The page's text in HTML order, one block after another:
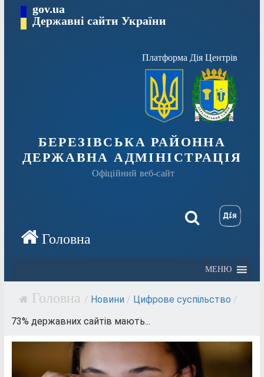
Перейтиgov.ua
Державні сайти України
Платформа Дія Центрів
БЕРЕЗІВСЬКА РАЙОННА
ДЕРЖАВНА АДМІНІСТРАЦІЯ
Офіційний веб-сайт
МЕНЮ
/ Новини / Цифрове суспільство /
73% державних сайтів мають...